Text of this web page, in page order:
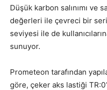
Düşük karbon salınımı ve
değerleri ile çevreci bir seri
seviyesi ile de
sunuyor.
Prometeon tarafından
göre, çeker aks lastiği